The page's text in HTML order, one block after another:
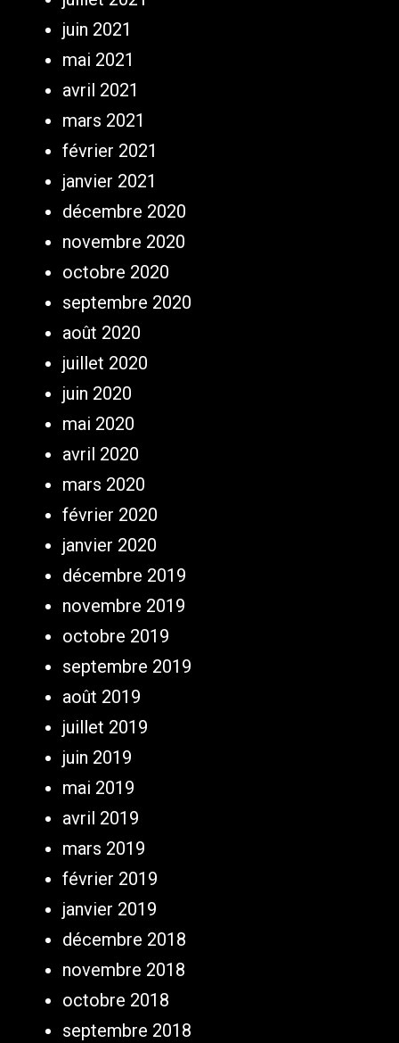
juin 2021
mai 2021
avril 2021
mars 2021
février 2021
janvier 2021
décembre 2020
novembre 2020
octobre 2020
septembre 2020
août 2020
juillet 2020
juin 2020
mai 2020
avril 2020
mars 2020
février 2020
janvier 2020
décembre 2019
novembre 2019
octobre 2019
septembre 2019
août 2019
juillet 2019
juin 2019
mai 2019
avril 2019
mars 2019
février 2019
janvier 2019
décembre 2018
novembre 2018
octobre 2018
septembre 2018